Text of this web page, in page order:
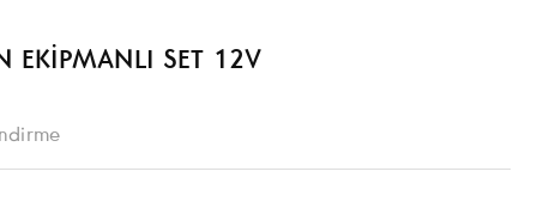
EKİPMANLI SET 12V